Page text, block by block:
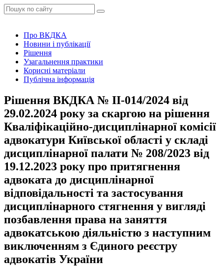
Про ВКДКА
Новини і публікації
Рішення
Узагальнення практики
Корисні матеріали
Публічна інформація
Рішення ВКДКА № ІІ-014/2024 від
29.02.2024 року за скаргою на рішення
Кваліфікаційно-дисциплінарної комісії
адвокатури Київської області у складі
дисциплінарної палати № 208/2023 від
19.12.2023 року про притягнення
адвоката до дисциплінарної
відповідальності та застосування
дисциплінарного стягнення у вигляді
позбавлення права на заняття
адвокатською діяльністю з наступним
виключенням з Єдиного реєстру
адвокатів України